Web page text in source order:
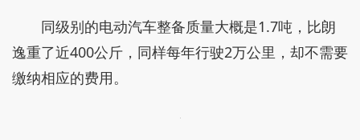
同级别的电动汽车整备质量大概是1.7吨，比朗
逸重了近400公斤，同样每年行驶2万公里，却不需要
缴纳相应的费用。